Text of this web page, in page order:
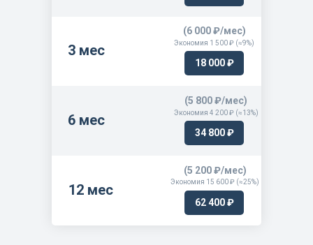
(5 200 ₽/мес)
Экономия 15 600 ₽ (≈25%)
62 400 ₽
34 800 ₽
Экономия 4 200 ₽ (≈13%)
(5 800 ₽/мес)
Экономия 1 500 ₽ (≈9%)
(6 000 ₽/мес)
18 000 ₽
12 мес
6 мес
3 мес